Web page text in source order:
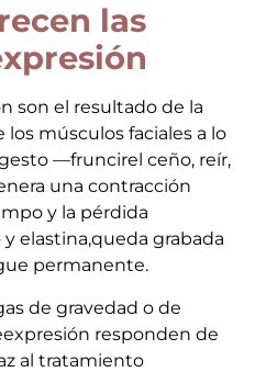
las
son el resultado de la
músculos faciales a lo
gesto —fruncirel ceño, reír,
una contracción
y la pérdida
elastina,queda grabada
permanente.
de gravedad o de
responden de
al tratamiento